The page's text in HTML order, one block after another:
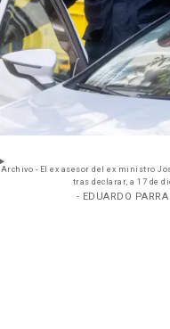
Archivo - El ex asesor del ex ministro José Luis
tras declarar, a 17 de
- EDUARDO